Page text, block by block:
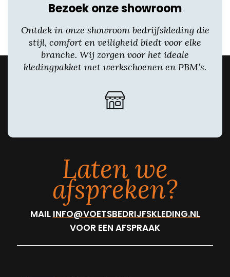
Bezoek onze showroom
Ontdek in onze showroom bedrijfskleding die
stijl, comfort en veiligheid biedt voor elke
branche. Wij zorgen voor het ideale
kledingpakket met werkschoenen en PBM’s.
Laten we
afspreken?
MAIL INFO@VOETSBEDRIJFSKLEDING.NL
VOOR EEN AFSPRAAK